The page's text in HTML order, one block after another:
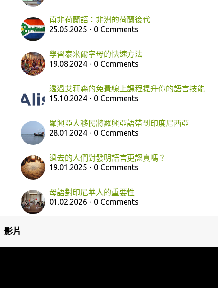
南非荷蘭語：非洲的荷蘭後代
25.05.2025 - 0 Comments
學習泰米爾字母的快速方法
19.08.2024 - 0 Comments
透過艾莉森的免費線上課程提升你的語言技能
15.10.2024 - 0 Comments
羅興亞人移民將羅興亞語帶到印度尼西亞
28.01.2024 - 0 Comments
過去的人們對發明語言更認真嗎？
19.01.2025 - 0 Comments
母語對印尼華人的重要性
01.02.2026 - 0 Comments
影片